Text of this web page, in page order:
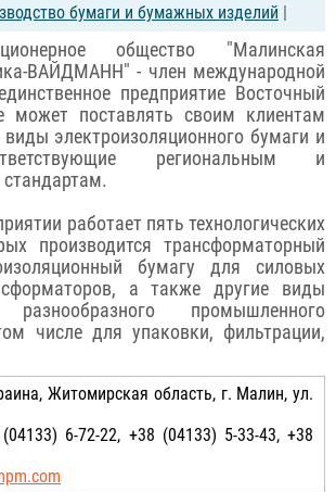
бумаги и бумажных изделий |
общество "Малинская
ВАЙДМАНН" - член международной
предприятие Восточный
может поставлять своим клиентам
виды электроизоляционного бумаги и
региональным и
работает пять технологических
производится трансформаторный
бумагу для силовых
а также другие виды
промышленного
числе для упаковки, фильтрации,
Житомирская область, г. Малин, ул.
6-72-22, +38 (04133) 5-33-43, +38